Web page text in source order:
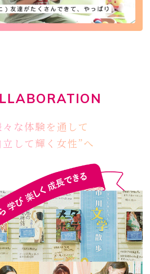
々な体験を通して
立して輝く女性”へ